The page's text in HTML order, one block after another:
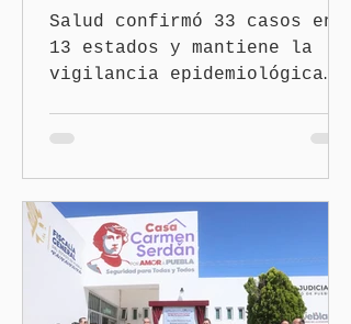
Salud confirmó 33 casos en
13 estados y mantiene la
vigilancia epidemiológica
Kershenobich Stalnikowitz,
aseguró que en México no
existe un brote activo de
ciclosporiasis, luego de
los recientes reportes de
casos en Estados Unidos y